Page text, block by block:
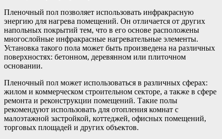
Пленочный пол позволяет использовать инфракрасную
энергию для нагрева помещений. Он отличается от других
напольных покрытий тем, что в его основе расположены
многослойные инфракрасные нагревательные элементы.
Установка такого пола может быть произведена на различных
поверхностях: бетонном, деревянном или плиточном
основании.
Пленочный пол может использоваться в различных сферах:
жилом и коммерческом строительном секторе, а также в сфере
ремонта и реконструкции помещений. Такие полы
рекомендуют использовать для отопления комнат с
малоэтажной застройкой, коттеджей, офисных помещений,
торговых площадей и других объектов.